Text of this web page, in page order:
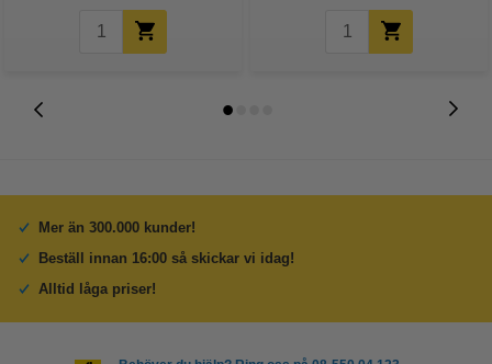
Mer än 300.000 kunder!
Beställ innan 16:00 så skickar vi idag!
Alltid låga priser!